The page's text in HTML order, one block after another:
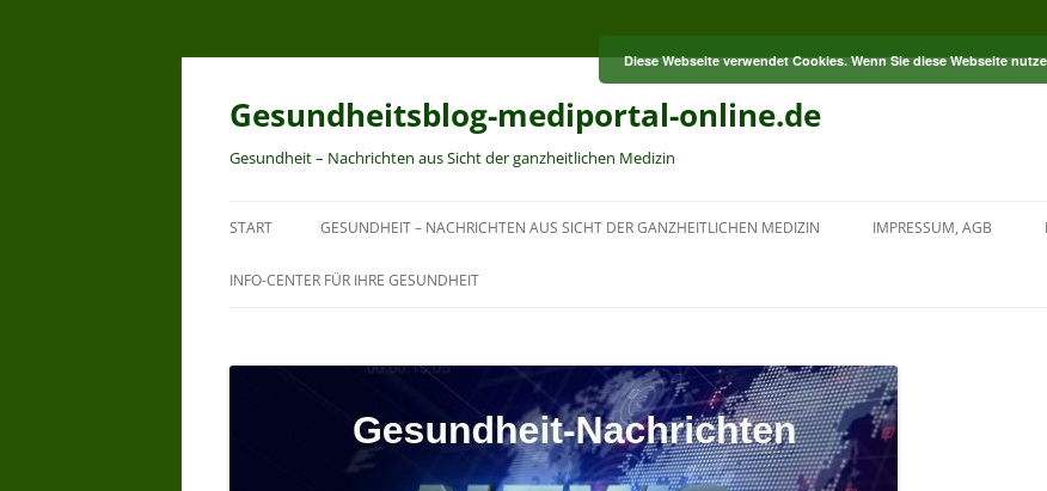
Zum
Gesundheitsblog-mediportal-online.de
Gesundheit – Nachrichten aus Sicht der ganzheitlichen Medizin
START GESUNDHEIT – NACHRICHTEN AUS SICHT DER GANZHEITLICHEN MEDIZIN IMPRESSUM, AGB
INFO-CENTER FÜR IHRE GESUNDHEIT
Diese Webseite verwendet Cookies. Wenn Sie diese Webseite